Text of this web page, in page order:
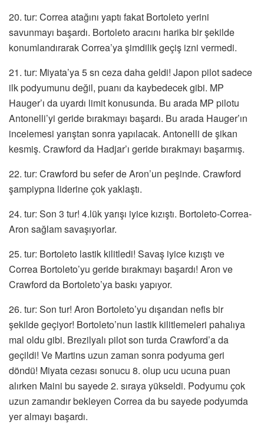
20. tur: Correa atağını yaptı fakat Bortoleto yerini
savunmayı başardı. Bortoleto aracını harika bir şekilde
konumlandırarak Correa’ya şimdilik geçiş izni vermedi.
21. tur: Miyata’ya 5 sn ceza daha geldi! Japon pilot sadece
ilk podyumunu değil, puanı da kaybedecek gibi. MP
Hauger’ı da uyardı limit konusunda. Bu arada MP pilotu
Antonelli’yi geride bırakmayı başardı. Bu arada Hauger’ın
incelemesi yarıştan sonra yapılacak. Antonelli de şikan
kesmiş. Crawford da Hadjar’ı geride bırakmayı başarmış.
22. tur: Crawford bu sefer de Aron’un peşinde. Crawford
şampiypna liderine çok yaklaştı.
24. tur: Son 3 tur! 4.lük yarışı iyice kızıştı. Bortoleto-Correa-
Aron sağlam savaşıyorlar.
25. tur: Bortoleto lastik kilitledi! Savaş iyice kızıştı ve
Correa Bortoleto’yu geride bırakmayı başardı! Aron ve
Crawford da Bortoleto’ya baskı yapıyor.
26. tur: Son tur! Aron Bortoleto’yu dışarıdan nefis bir
şekilde geçiyor! Bortoleto’nun lastik kilitlemeleri pahalıya
mal oldu gibi. Brezilyalı pilot son turda Crawford’a da
geçildi! Ve Martins uzun zaman sonra podyuma geri
döndü! Miyata cezası sonucu 8. olup ucu ucuna puan
alırken Maini bu sayede 2. sıraya yükseldi. Podyumu çok
uzun zamandır bekleyen Correa da bu sayede podyumda
yer almayı başardı.